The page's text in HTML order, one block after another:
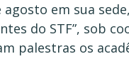
agosto em sua
do STF”, sob
palestras os